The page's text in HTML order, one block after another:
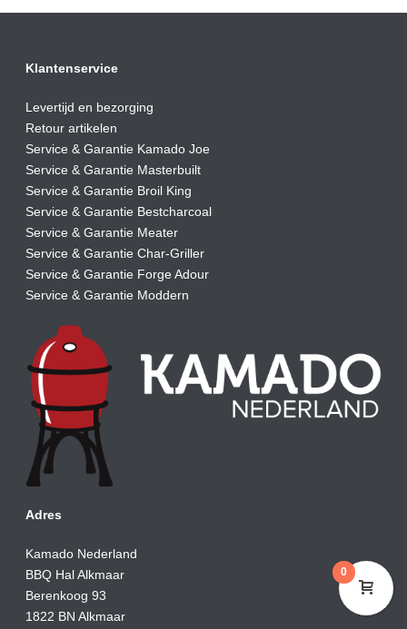
Klantenservice
Levertijd en bezorging
Retour artikelen
Service & Garantie Kamado Joe
Service & Garantie Masterbuilt
Service & Garantie Broil King
Service & Garantie Bestcharcoal
Service & Garantie Meater
Service & Garantie Char-Griller
Service & Garantie Forge Adour
Service & Garantie Moddern
Adres
Kamado Nederland
BBQ Hal Alkmaar
Berenkoog 93
1822 BN Alkmaar
0